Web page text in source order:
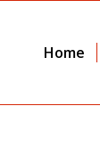
Home